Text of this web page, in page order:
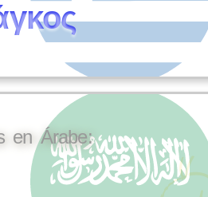
en Árabe: